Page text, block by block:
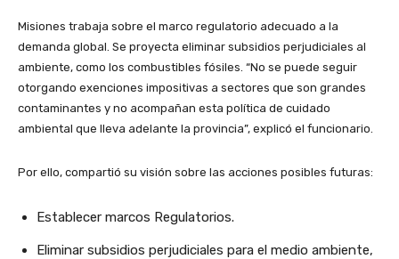
Misiones trabaja sobre el marco regulatorio adecuado a la
demanda global. Se proyecta eliminar subsidios perjudiciales al
ambiente, como los combustibles fósiles. “No se puede seguir
otorgando exenciones impositivas a sectores que son grandes
contaminantes y no acompañan esta política de cuidado
ambiental que lleva adelante la provincia”, explicó el funcionario.
Por ello, compartió su visión sobre las acciones posibles futuras:
Establecer marcos Regulatorios.
Eliminar subsidios perjudiciales para el medio ambiente,